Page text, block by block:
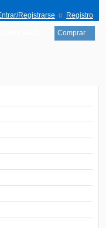
Registrarse o Registro
Comprar